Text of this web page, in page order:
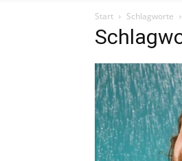
Start Schlagworte